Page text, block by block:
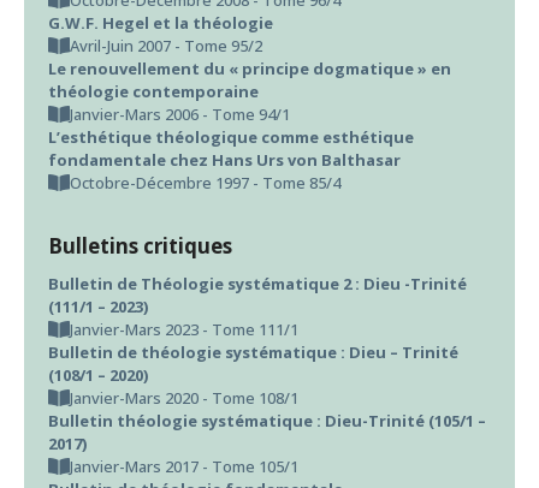
G.W.F. Hegel et la théologie
Avril-Juin 2007 - Tome 95/2
Le renouvellement du « principe dogmatique » en
théologie contemporaine
Janvier-Mars 2006 - Tome 94/1
L’esthétique théologique comme esthétique
fondamentale chez Hans Urs von Balthasar
Octobre-Décembre 1997 - Tome 85/4
Bulletins critiques
Bulletin de Théologie systématique 2 : Dieu -Trinité
(111/1 – 2023)
Janvier-Mars 2023 - Tome 111/1
Bulletin de théologie systématique : Dieu – Trinité
(108/1 – 2020)
Janvier-Mars 2020 - Tome 108/1
Bulletin théologie systématique : Dieu-Trinité (105/1 –
2017)
Janvier-Mars 2017 - Tome 105/1